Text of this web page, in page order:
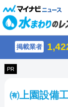
掲載業者
PR
㈲上園設備